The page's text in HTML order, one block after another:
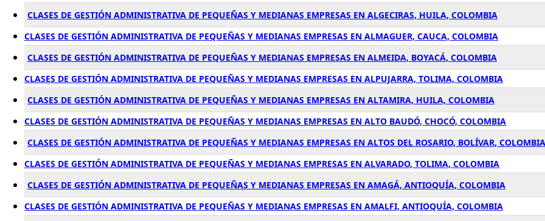
CLASES DE GESTIÓN ADMINISTRATIVA DE PEQUEÑAS Y MEDIANAS EMPRESAS EN ALGECIRAS, HUILA, COLOMBIA
CLASES DE GESTIÓN ADMINISTRATIVA DE PEQUEÑAS Y MEDIANAS EMPRESAS EN ALMAGUER, CAUCA, COLOMBIA
CLASES DE GESTIÓN ADMINISTRATIVA DE PEQUEÑAS Y MEDIANAS EMPRESAS EN ALMEIDA, BOYACÁ, COLOMBIA
CLASES DE GESTIÓN ADMINISTRATIVA DE PEQUEÑAS Y MEDIANAS EMPRESAS EN ALPUJARRA, TOLIMA, COLOMBIA
CLASES DE GESTIÓN ADMINISTRATIVA DE PEQUEÑAS Y MEDIANAS EMPRESAS EN ALTAMIRA, HUILA, COLOMBIA
CLASES DE GESTIÓN ADMINISTRATIVA DE PEQUEÑAS Y MEDIANAS EMPRESAS EN ALTO BAUDÓ, CHOCÓ, COLOMBIA
CLASES DE GESTIÓN ADMINISTRATIVA DE PEQUEÑAS Y MEDIANAS EMPRESAS EN ALTOS DEL ROSARIO, BOLÍVAR, COLOMBIA
CLASES DE GESTIÓN ADMINISTRATIVA DE PEQUEÑAS Y MEDIANAS EMPRESAS EN ALVARADO, TOLIMA, COLOMBIA
CLASES DE GESTIÓN ADMINISTRATIVA DE PEQUEÑAS Y MEDIANAS EMPRESAS EN AMAGÁ, ANTIOQUÍA, COLOMBIA
CLASES DE GESTIÓN ADMINISTRATIVA DE PEQUEÑAS Y MEDIANAS EMPRESAS EN AMALFI, ANTIOQUÍA, COLOMBIA